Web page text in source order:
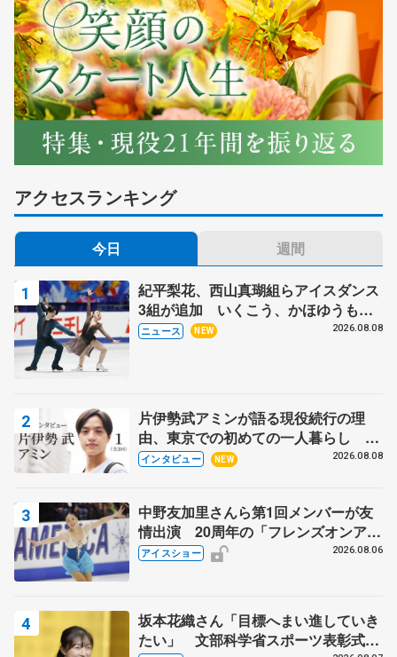
アクセスランキング
今日 週間
紀平梨花、西山真瑚組らアイスダンス
3組が追加 いくこう、かほゆうも、
木下グループ杯
ニュース NEW 2026.08.08
片伊勢武アミンが語る現役続行の理
由、東京での初めての一人暮らし 注
目スケーターの「今」に迫る
インタビュー NEW 2026.08.08
中野友加里さんら第1回メンバーが友
情出演 20周年の「フレンズオンアイ
ス」 宮本賢二さん、有川梨絵さん、
アイスショー 2026.08.06
坂本花織さん「目標へまい進していき
たい」 文部科学省スポーツ表彰式で